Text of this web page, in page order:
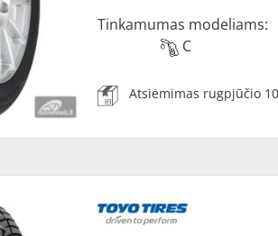
Tinkamumas modeliams:
C
Atsiėmimas rugpjūčio